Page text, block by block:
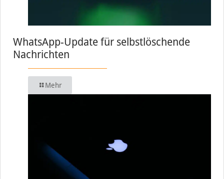
WhatsApp-Update für selbstlöschende
Nachrichten
Mehr